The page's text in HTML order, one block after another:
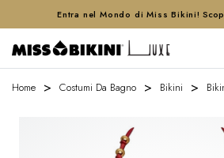
Entra nel Mondo di Miss Bikini!
Home Costumi Da Bagno Bikini